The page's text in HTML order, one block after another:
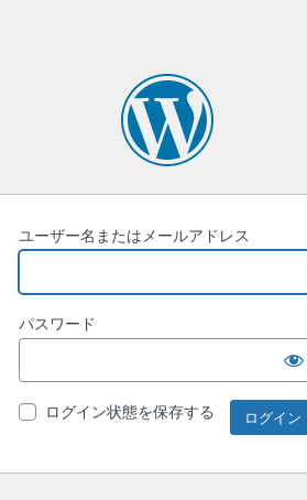
ユーザー名またはメールアドレス
パスワード
ログイン状態を保存する